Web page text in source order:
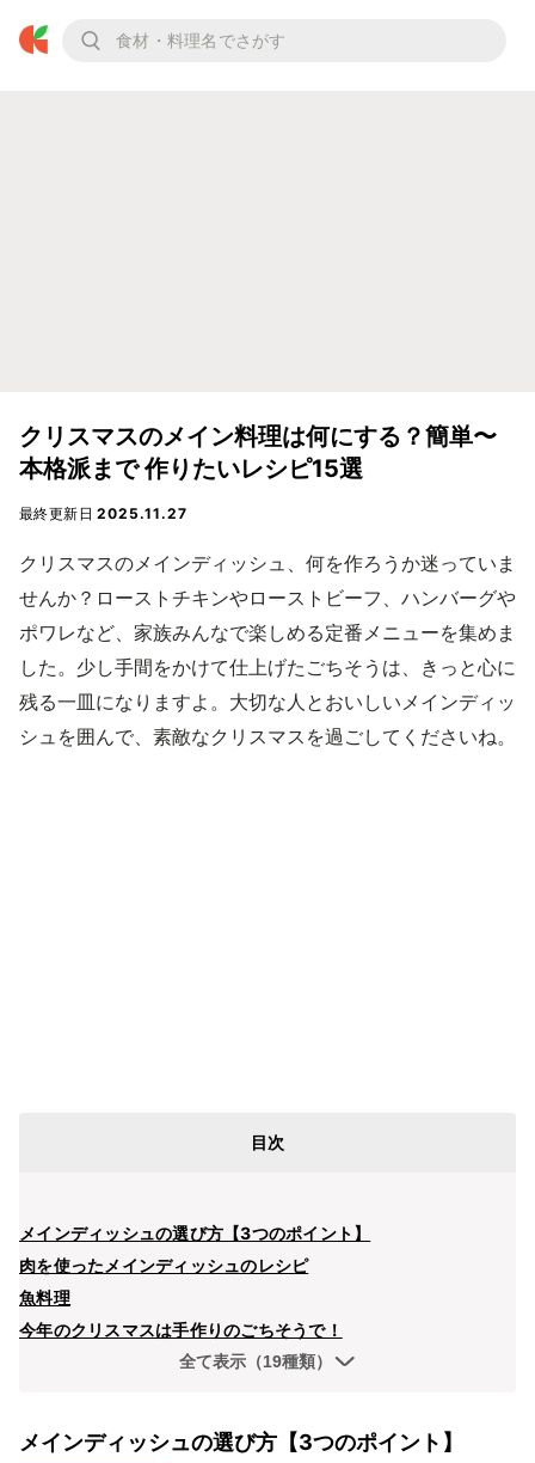
クリスマスのメイン料理は何にする？簡単〜
本格派まで 作りたいレシピ15選
最終更新日2025.11.27
クリスマスのメインディッシュ、何を作ろうか迷っていま
せんか？ローストチキンやローストビーフ、ハンバーグや
ポワレなど、家族みんなで楽しめる定番メニューを集めま
した。少し手間をかけて仕上げたごちそうは、きっと心に
残る一皿になりますよ。大切な人とおいしいメインディッ
シュを囲んで、素敵なクリスマスを過ごしてくださいね。
目次
メインディッシュの選び方【3つのポイント】
肉を使ったメインディッシュのレシピ
魚料理
今年のクリスマスは手作りのごちそうで！
全て表示（19種類）
メインディッシュの選び方【3つのポイント】